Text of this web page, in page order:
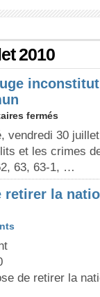
2010
fermés
vendredi 30
et les crimes
63, 63-1, …
retirer la
de retirer la